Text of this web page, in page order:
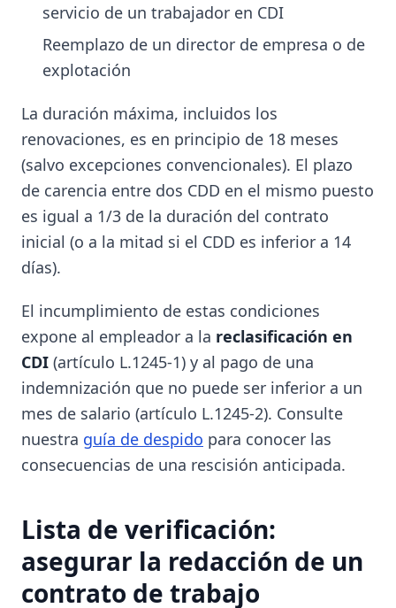
servicio de un trabajador en CDI
Reemplazo de un director de empresa o de
explotación
La duración máxima, incluidos los
renovaciones, es en principio de 18 meses
(salvo excepciones convencionales). El plazo
de carencia entre dos CDD en el mismo puesto
es igual a 1/3 de la duración del contrato
inicial (o a la mitad si el CDD es inferior a 14
días).
El incumplimiento de estas condiciones
expone al empleador a la reclasificación en
CDI (artículo L.1245-1) y al pago de una
indemnización que no puede ser inferior a un
mes de salario (artículo L.1245-2). Consulte
nuestra guía de despido para conocer las
consecuencias de una rescisión anticipada.
Lista de verificación:
asegurar la redacción de un
contrato de trabajo